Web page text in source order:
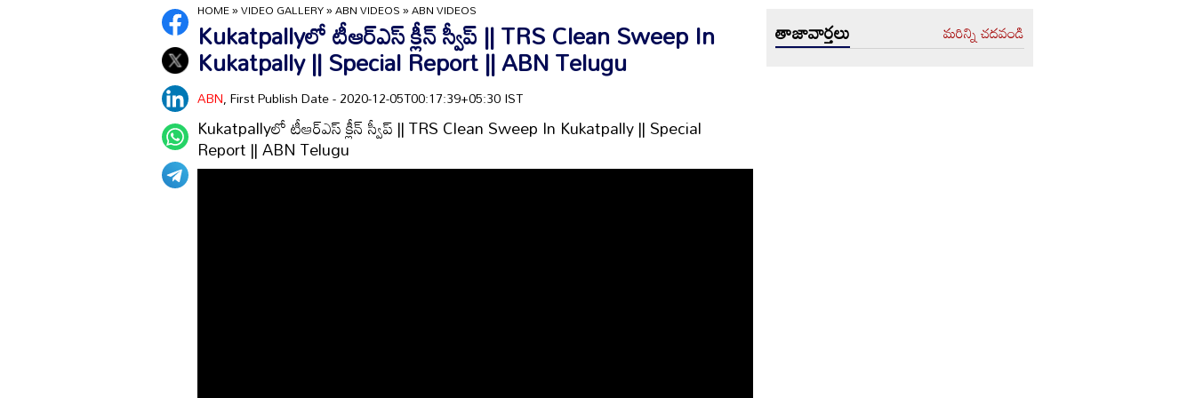
HOME»VIDEO GALLERY»ABN VIDEOS»ABN VIDEOS
Kukatpallyలో టీఆర్ఎస్ క్లీన్ స్వీప్ || TRS Clean Sweep In
Kukatpally || Special Report || ABN Telugu
ABN, First Publish Date - 2020-12-05T00:17:39+05:30 IST
Kukatpallyలో టీఆర్ఎస్ క్లీన్ స్వీప్ || TRS Clean Sweep In Kukatpally || Special
Report || ABN Telugu
తాజావార్తలు మరిన్ని చదవండి